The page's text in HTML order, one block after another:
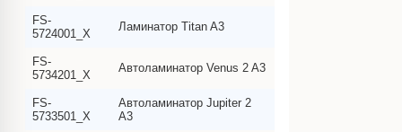
FS-
5724001_X
Ламинатор Titan A3
FS-
5734201_X
Автоламинатор Venus 2 A3
FS-
5733501_X
Автоламинатор Jupiter 2
A3